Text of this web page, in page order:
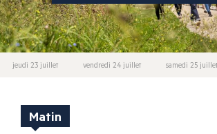
jeudi 23 juillet vendredi 24 juillet samedi 25 juillet
Matin